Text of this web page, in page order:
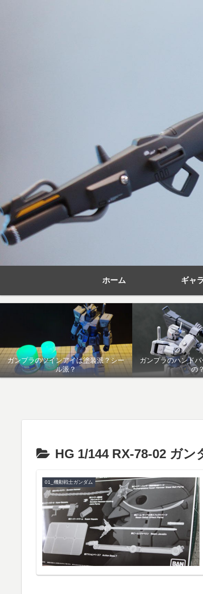
ホーム ギャ
ガンプラのツインアイは塗装派？シー
ル派？
ガンプラのハンド
の
HG 1/144 RX-78-02 ガン
01_機動戦士ガンダム